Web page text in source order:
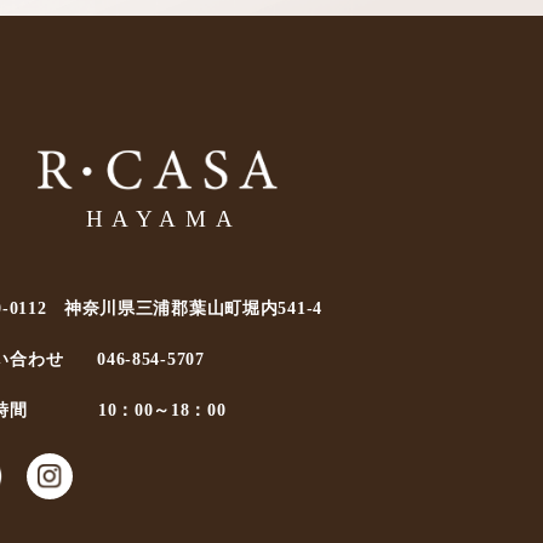
0112 神奈川県三浦郡葉山町堀内541-4
合わせ 046-854-5707
間 10：00～18：00